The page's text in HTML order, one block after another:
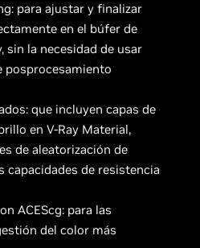
para ajustar y finalizar
en el búfer de
sin la necesidad de usar
posprocesamiento
que incluyen capas de
en V-Ray Material,
de aleatorización de
capacidades de resistencia
ACEScg: para las
del color más